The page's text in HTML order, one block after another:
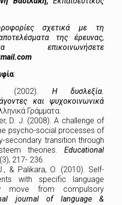
σχετικά με τη
της έρευνας,
:
Μ. (2002). Η δυσλεξία.
καιψυχοκοινωνικά
Γράμματα.
D. J. (2008). A challenge of
psycho-social processes of
secondary transition through
theories.Educational
217- 236.
& Palikara, O. (2010). Self-
with specific language
move from compulsory
journal of language &